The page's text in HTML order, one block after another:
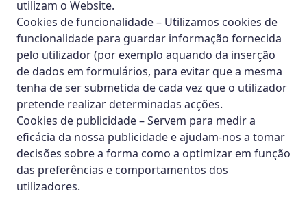
utilizam o Website.
Cookies de funcionalidade – Utilizamos cookies de
funcionalidade para guardar informação fornecida
pelo utilizador (por exemplo aquando da inserção
de dados em formulários, para evitar que a mesma
tenha de ser submetida de cada vez que o utilizador
pretende realizar determinadas acções.
Cookies de publicidade – Servem para medir a
eficácia da nossa publicidade e ajudam-nos a tomar
decisões sobre a forma como a optimizar em função
das preferências e comportamentos dos
utilizadores.